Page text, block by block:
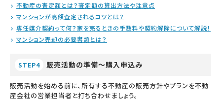
不動産の査定額とは？査定額の算出方法や注意点
マンションが高額査定されるコツとは？
専任媒介契約って何？家を売るときの手数料や契約解除について解説！
マンション売却の必要書類とは？
STEP4 販売活動の準備～購入申込み
販売活動を始める前に、所有する不動産の販売方針やプランを不動
産会社の営業担当者と打ち合わせましょう。